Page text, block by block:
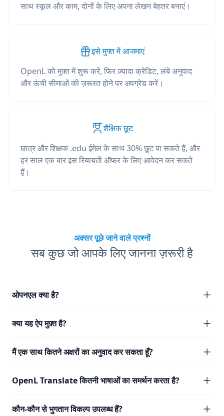
साथ स्कूल और काम, दोनों के लिए अपना लेखन बेहतर बनाएं।
इसे मुफ्त में आजमाएं
OpenL को मुफ़्त में शुरू करें, फिर ज़्यादा क्रेडिट, लंबे अनुवाद
और ऊंची सीमाओं की ज़रूरत होने पर अपग्रेड करें।
शैक्षिक छूट
छात्र और शिक्षक .edu ईमेल के साथ 30% छूट पा सकते हैं, और
हर साल एक बार इस रियायती ऑफर के लिए आवेदन कर सकते
हैं।
अक्सर पूछे जाने वाले प्रश्नों
सब कुछ जो आपके लिए जानना ज़रूरी है
ओपनएल क्या है?
क्या यह ऐप मुफ़्त है?
मैं एक साथ कितने अक्षरों का अनुवाद कर सकता हूँ?
OpenL Translate कितनी भाषाओं का समर्थन करता है?
कौन-कौन से भुगतान विकल्प उपलब्ध हैं?